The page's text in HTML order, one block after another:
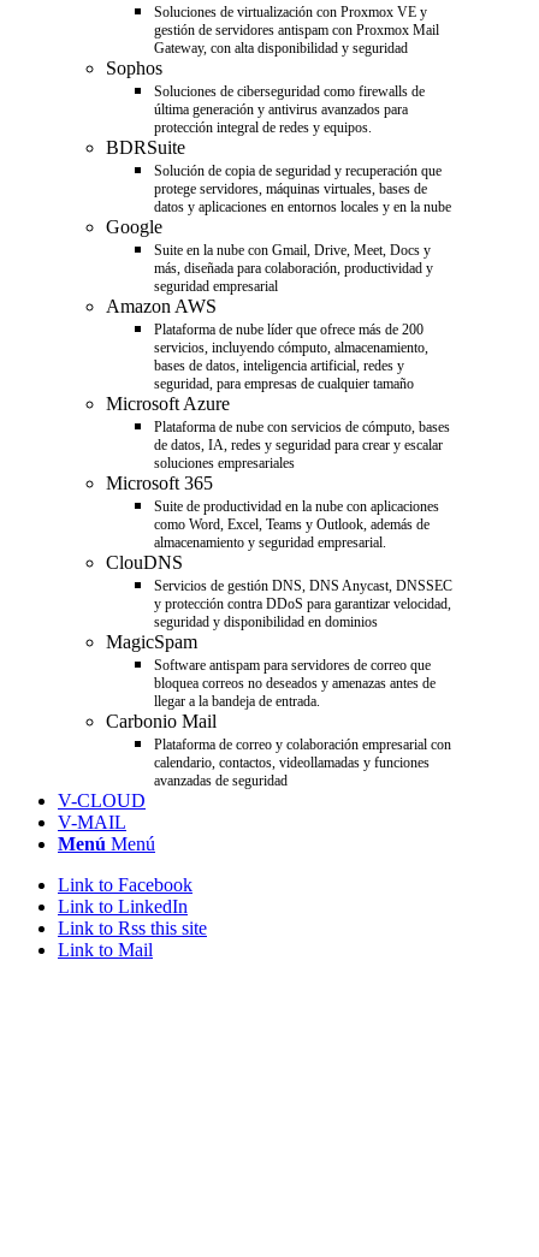
Soluciones de virtualización con Proxmox VE y
gestión de servidores antispam con Proxmox Mail
Gateway, con alta disponibilidad y seguridad
Sophos
Soluciones de ciberseguridad como firewalls de
última generación y antivirus avanzados para
protección integral de redes y equipos.
BDRSuite
Solución de copia de seguridad y recuperación que
protege servidores, máquinas virtuales, bases de
datos y aplicaciones en entornos locales y en la nube
Google
Suite en la nube con Gmail, Drive, Meet, Docs y
más, diseñada para colaboración, productividad y
seguridad empresarial
Amazon AWS
Plataforma de nube líder que ofrece más de 200
servicios, incluyendo cómputo, almacenamiento,
bases de datos, inteligencia artificial, redes y
seguridad, para empresas de cualquier tamaño
Microsoft Azure
Plataforma de nube con servicios de cómputo, bases
de datos, IA, redes y seguridad para crear y escalar
soluciones empresariales
Microsoft 365
Suite de productividad en la nube con aplicaciones
como Word, Excel, Teams y Outlook, además de
almacenamiento y seguridad empresarial.
ClouDNS
Servicios de gestión DNS, DNS Anycast, DNSSEC
y protección contra DDoS para garantizar velocidad,
seguridad y disponibilidad en dominios
MagicSpam
Software antispam para servidores de correo que
bloquea correos no deseados y amenazas antes de
llegar a la bandeja de entrada.
Carbonio Mail
Plataforma de correo y colaboración empresarial con
calendario, contactos, videollamadas y funciones
avanzadas de seguridad
V-CLOUD
V-MAIL
Menú Menú
Link to Facebook
Link to LinkedIn
Link to Rss this site
Link to Mail